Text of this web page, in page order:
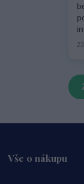
Vše o nákupu